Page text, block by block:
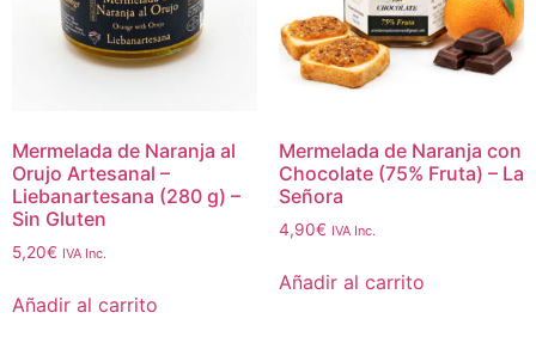
Mermelada de Naranja al
Orujo Artesanal –
Liebanartesana (280 g) –
Sin Gluten
5,20€ IVA Inc.
Añadir al carrito
Mermelada de Naranja con
Chocolate (75% Fruta) – La
Señora
4,90€ IVA Inc.
Añadir al carrito